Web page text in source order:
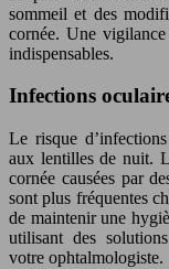
sommeil et des
cornée. Une
indispensables.
Infections
Le risque
aux lentilles de nuit.
cornée causées par
sont plus fréquentes
de maintenir une
utilisant des
votre ophtalmologiste.